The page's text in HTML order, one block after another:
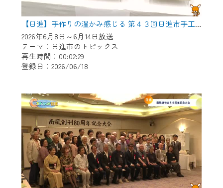
【日進】手作りの温かみ感じる 第４３回日進市手工芸連盟展
2026年6月8日～6月14日放送
テーマ：日進市のトピックス
再生時間：00:02:29
登録日：2026/06/18